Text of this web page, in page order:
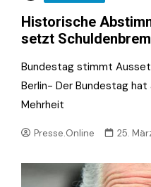
Historische
setzt
Bundestag stimmt
Berlin- Der Bundestag
Mehrheit
Presse.Online 25.